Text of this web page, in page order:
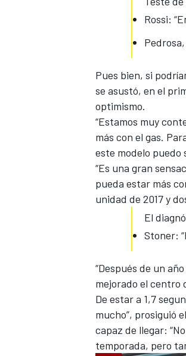
Rossi:
Pues bien, si
se asustó, en el
optimismo.
“Estamos muy
más con el gas.
este modelo puedo
“Es una gran
pueda estar más
unidad de 2017 y
El
Stoner:
“Después de un
mejorado el centro
De estar a 1,7
mucho”, prosiguió
capaz de llegar:
temporada, pero